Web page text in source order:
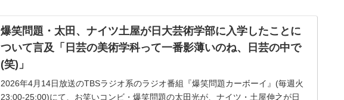
爆笑問題・太田、ナイツ土屋が日大芸術学部に入学したことに
ついて言及「日芸の美術学科って一番影薄いのね、日芸の中で
(笑)」
2026年4月14日放送のTBSラジオ系のラジオ番組『爆笑問題カーボーイ』(毎週火
23:00-25:00)にて、お笑いコンビ・爆笑問題の太田光が、ナイツ・土屋伸之が日